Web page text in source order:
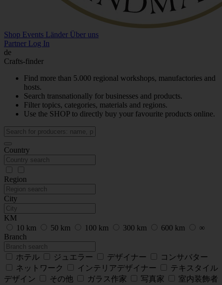
Shop Events Länder Über uns
Partner Log In
de
Crafts-finder
Find more than 5.000 regional workshops, manufactories and
hosts.
Search transnationally for businesses and products.
Filter topics, categories, materials and regions.
Use the SHOP to directly buy your favourite products online.
Country
Region
City
KM
10 km
50 km 100 km 300 km 600 km
∞
Branch
ホテル ジュエラー デザイナー
コンサバター
ネットワーク
インテリアデザイナー
テキスタイル
デザイン
その他 ガラス作家 写真家
室内装飾者